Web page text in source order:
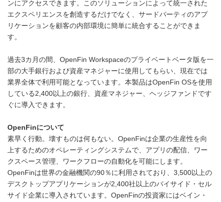
ンにアクセスできます。このソリューションによって統一された
エクスペリエンスを創造するだけでなく、サードパーティのアプ
リケーションを顧客の内部環境に簡単に統合することができま
す。
過去3カ月の間、OpenFin Workspaceのプライベートベータ版を一
部の大手銀行および資産マネジャーに使用してもらい、現在では
業界全体で利用可能となっています。本製品はOpenFin OSを使用
している2,400以上の銀行、資産マネジャー、ヘッジファンドです
ぐに導入できます。
OpenFinについて
素早く行動。壊すものは何もない。OpenFinは企業の生産性を向
上するためのオペレーティングシステムで、アプリの配信、ワー
クスペース管理、ワークフローの自動化を可能にします。
OpenFinは世界の金融機関の90％に利用されており、3,500以上の
デスクトップアプリケーションが2,400社以上のバイサイド・セル
サイド企業に導入されています。OpenFinの投資家にはベイン・